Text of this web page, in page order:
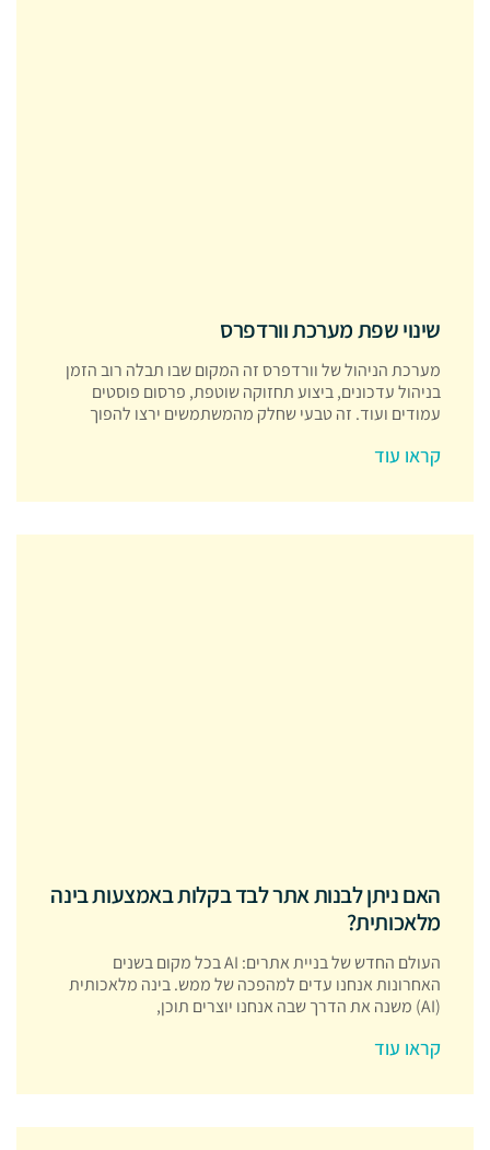
שינוי שפת מערכת וורדפרס
מערכת הניהול של וורדפרס זה המקום שבו תבלה רוב הזמן
בניהול עדכונים, ביצוע תחזוקה שוטפת, פרסום פוסטים
עמודים ועוד. זה טבעי שחלק מהמשתמשים ירצו להפוך
קראו עוד
האם ניתן לבנות אתר לבד בקלות באמצעות בינה
מלאכותית?
העולם החדש של בניית אתרים: AI בכל מקום בשנים
האחרונות אנחנו עדים למהפכה של ממש. בינה מלאכותית
קראו עוד